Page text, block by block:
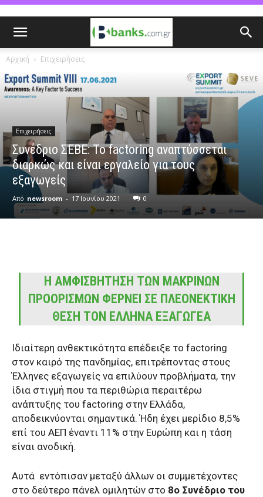
Αρχική Επιχειρήσεις
Επιχειρήσεις
Συνέδριο ΣΕΒΕ: Το factoring αναπτύσσεται
διαρκώς και είναι εργαλείο για τους
εξαγωγείς
Από newsroom - 17 Ιουνίου 2021 0
Η ΑΜΦΙΣΒΉΤΗΣΗ ΤΩΝ ΜΑΚΡΙΝΏΝ
ΠΡΟΟΡΙΣΜΏΝ ΦΈΡΝΕΙ ΣΕ ΠΛΕΟΝΕΚΤΙΚΉ
ΘΈΣΗ ΤΟΝ ΈΛΛΗΝΑ ΕΞΑΓΩΓΈΑ
Ιδιαίτερη ανθεκτικότητα επέδειξε το factoring
στον καιρό της πανδημίας, επιτρέποντας στους
Έλληνες εξαγωγείς να επιλύουν προβλήματα, την
ίδια στιγμή που τα περιθώρια περαιτέρω
ανάπτυξης του factoring στην Ελλάδα,
αποδεικνύονται σημαντικά. Ήδη έχει μερίδιο 8,5%
επί του ΑΕΠ έναντι 11% στην Ευρώπη και η τάση
είναι ανοδική.
Αυτά εντόπισαν μεταξύ άλλων οι συμμετέχοντες
στο δεύτερο πάνελ ομιλητών στο 8ο Συνέδριο του